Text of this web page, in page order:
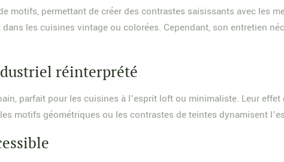
motifs, permettant de créer des contrastes saisissants avec les
les cuisines vintage ou colorées. Cependant, son entretien
réinterprété
parfait pour les cuisines à l’esprit loft ou minimaliste. Leur
motifs géométriques ou les contrastes de teintes dynamisent